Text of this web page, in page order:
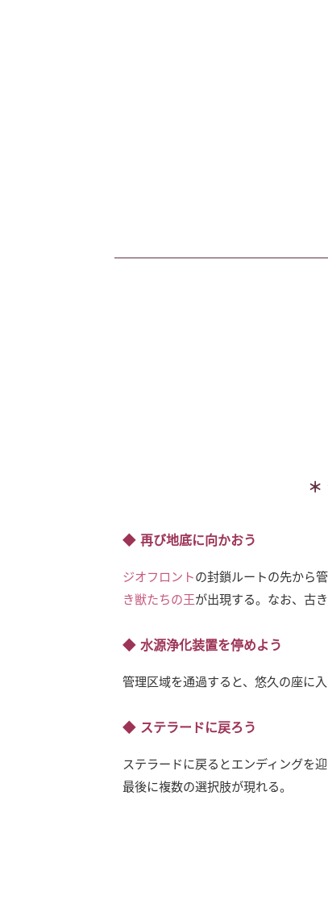
再び地底に向かおう
ジオフロントの封鎖ルートの先から
き獣たちの王が出現する。なお、古
水源浄化装置を停めよう
管理区域を通過すると、悠久の座に
ステラードに戻ろう
ステラードに戻るとエンディングを
最後に複数の選択肢が現れる。